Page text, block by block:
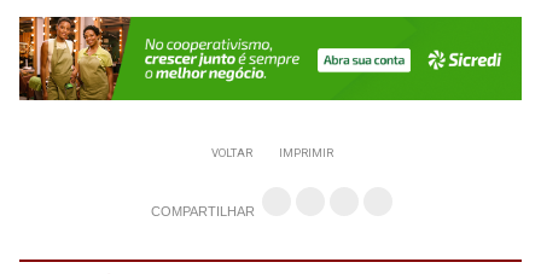
VOLTAR IMPRIMIR
COMPARTILHAR